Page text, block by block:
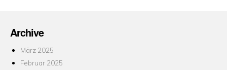
Archive
März 2025
Februar 2025